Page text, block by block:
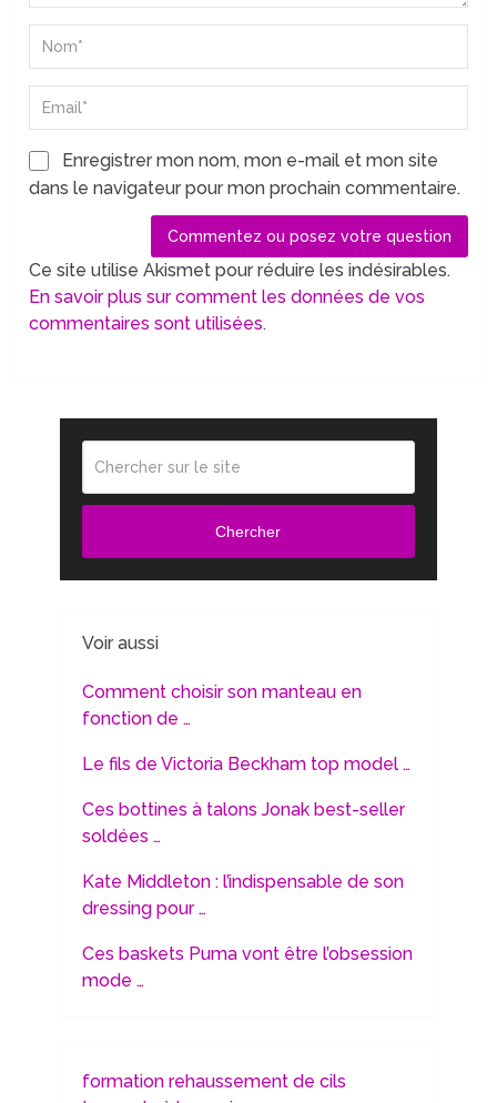
Enregistrer mon nom, mon e-mail et mon site
dans le navigateur pour mon prochain commentaire.
Ce site utilise Akismet pour réduire les indésirables.
En savoir plus sur comment les données de vos
commentaires sont utilisées.
Chercher
Voir aussi
Comment choisir son manteau en
fonction de …
Le fils de Victoria Beckham top model …
Ces bottines à talons Jonak best-seller
soldées …
Kate Middleton : l’indispensable de son
dressing pour …
Ces baskets Puma vont être l’obsession
mode …
formation rehaussement de cils